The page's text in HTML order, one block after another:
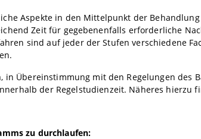
Aspekte in den Mittelpunkt der
Zeit für gegebenenfalls erforderliche
sind auf jeder der Stufen verschiedene
in Übereinstimmung mit den Regelungen des
der Regelstudienzeit. Näheres hierzu
zu durchlaufen: